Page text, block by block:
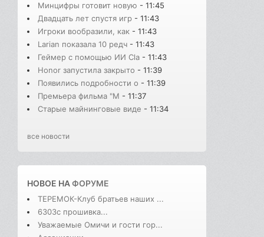
Минцифры готовит новую - 11:45
Двадцать лет спустя игр - 11:43
Игроки вообразили, как - 11:43
Larian показала 10 редч - 11:43
Геймер с помощью ИИ Cla - 11:43
Honor запустила закрыто - 11:39
Появились подробности о - 11:39
Премьера фильма "М - 11:37
Старые майнинговые виде - 11:34
все новости
НОВОЕ НАФОРУМЕ
ТЕРЕМОК-Клуб братьев наших ...
6303с прошивка...
Уважаемые Омичи и гости гор...